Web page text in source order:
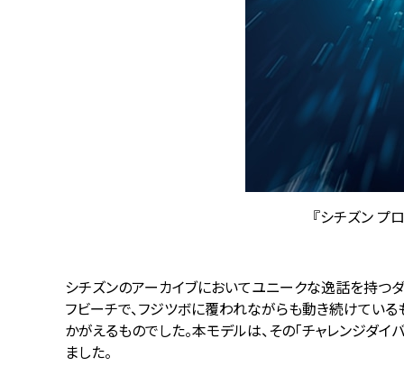
『シチズン プ
シチズンのアーカイブにおいてユニークな逸話を持つダ
フビーチで、フジツボに覆われながらも動き続けてい
かがえるものでした。本モデルは、その「チャレンジダ
ました。